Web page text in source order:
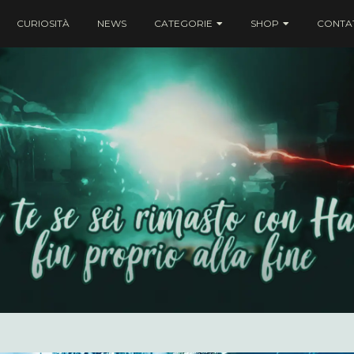
CURIOSITÀ NEWS CATEGORIE SHOP
rimasto con Harry